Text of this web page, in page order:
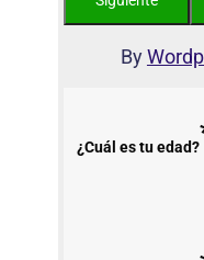
By
¿Cuál es tu edad?